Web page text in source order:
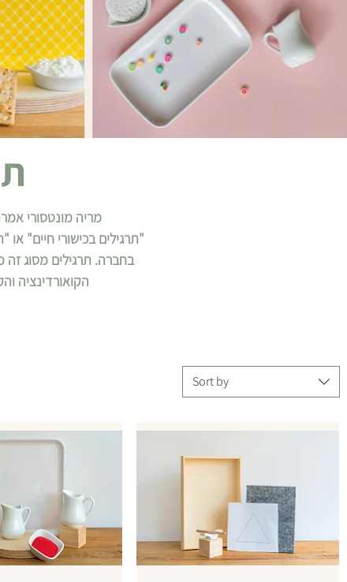
מריה מונטסורי
"תרגילים בכישורי חיים"
בחברה. תרגילים מסוג
הקואורדינציה
Sort by